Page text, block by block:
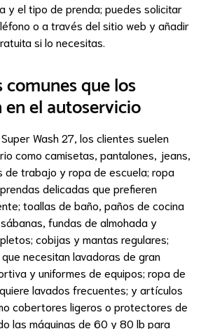
y el tipo de prenda; puedes solicitar
o a través del sitio web y añadir
si lo necesitas.
que los
el autoservicio
Wash 27, los clientes suelen
como camisetas, pantalones, jeans,
de trabajo y ropa de escuela; ropa
delicadas que prefieren
toallas de baño, paños de cocina
fundas de almohada y
cobijas y mantas regulares;
necesitan lavadoras de gran
y uniformes de equipos; ropa de
lavados frecuentes; y artículos
cobertores ligeros o protectores de
las máquinas de 60 y 80 lb para